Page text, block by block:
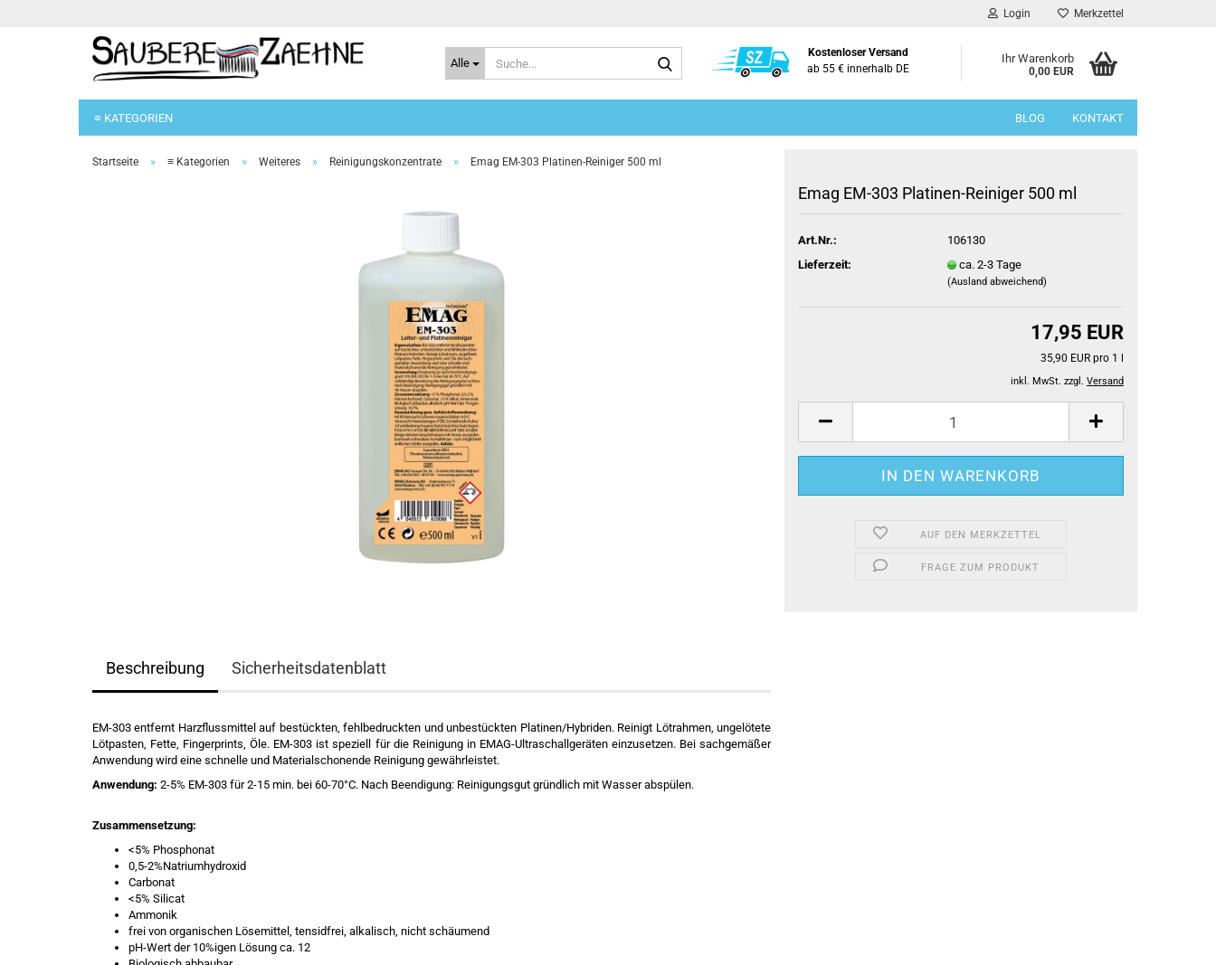
Login Merkzettel
Alle
Kostenloser Versand
ab 55 € innerhalb DE
Ihr Warenkorb
0,00 EUR
≡ KATEGORIEN BLOG KONTAKT
Startseite » ≡ Kategorien » Weiteres » Reinigungskonzentrate » Emag EM-303 Platinen-Reiniger 500 ml
Emag EM-303 Platinen-Reiniger 500 ml
Art.Nr.:
106130
Lieferzeit:
ca. 2-3 Tage
(Ausland abweichend)
17,95 EUR
35,90 EUR pro 1 l
inkl. MwSt. zzgl. Versand
AUF DEN MERKZETTEL
FRAGE ZUM PRODUKT
Beschreibung Sicherheitsdatenblatt
EM-303 entfernt Harzflussmittel auf bestückten, fehlbedruckten und unbestückten Platinen/Hybriden. Reinigt Lötrahmen, ungelötete
Lötpasten, Fette, Fingerprints, Öle. EM-303 ist speziell für die Reinigung in EMAG-Ultraschallgeräten einzusetzen. Bei sachgemäßer
Anwendung wird eine schnelle und Materialschonende Reinigung gewährleistet.
Anwendung: 2-5% EM-303 für 2-15 min. bei 60-70°C. Nach Beendigung: Reinigungsgut gründlich mit Wasser abspülen.
Zusammensetzung:
<5% Phosphonat
0,5-2%Natriumhydroxid
Carbonat
<5% Silicat
Ammonik
frei von organischen Lösemittel, tensidfrei, alkalisch, nicht schäumend
pH-Wert der 10%igen Lösung ca. 12